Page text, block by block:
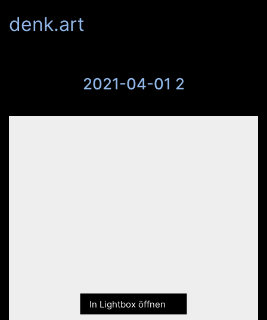
denk.art
2021-04-01 2
In Lightbox öffnen